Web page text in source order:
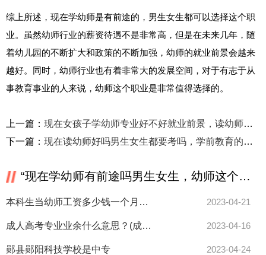
综上所述，现在学幼师是有前途的，男生女生都可以选择这个职
业。虽然幼师行业的薪资待遇不是非常高，但是在未来几年，随
着幼儿园的不断扩大和政策的不断加强，幼师的就业前景会越来
越好。同时，幼师行业也有着非常大的发展空间，对于有志于从
事教育事业的人来说，幼师这个职业是非常值得选择的。
上一篇： 现在女孩子学幼师专业好不好就业前景，读幼师真的没用吗？
下一篇： 现在读幼师好吗男生女生都要考吗，学前教育的前景好嘛，学前小白的提问？
“现在学幼师有前途吗男生女生，幼师这个行业真的没有前途吗？”相关推荐
本科生当幼师工资多少钱一个月，幼师算不算老师？ 2023-04-21
成人高考专业业余什么意思？(成人教育业余跟函授的区别) 2023-04-16
郧县郧阳科技学校是中专 2023-04-24